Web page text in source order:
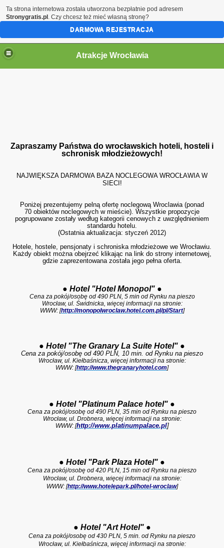
Atrakcje Wrocławia
Zapraszamy Państwa do wrocławskich hoteli, hosteli i
schronisk młodzieżowych!
NAJWIĘKSZA DARMOWA BAZA NOCLEGOWA WROCŁAWIA W
SIECI!
Poniżej prezentujemy pelną ofertę noclegową Wroclawia (ponad
70 obiektów noclegowych w mieście). Wszystkie propozycje
pogrupowane zostały według kategorii cenowych z uwzględnieniem
standardu hotelu.
(Ostatnia aktualizacja: styczeń 2012)
Hotele, hostele, pensjonaty i schroniska młodzieżowe we Wrocławiu.
Każdy obiekt można obejrzeć klikając na link do strony internetowej,
gdzie zaprezentowana została jego pełna oferta.
● Hotel "Hotel Monopol" ●
Cena za pokój/osobę od 490 PLN, 5 min od Rynku na pieszo
Wrocław, ul. Świdnicka, więcej informacji na stronie:
WWW: [http://monopolwroclaw.hotel.com.pl/pl/Start]
● Hotel "The Granary La Suite Hotel" ●
Cena za pokój/osobę od 490 PLN, 10 min. od Rynku na pieszo
Wrocław, ul. Kiełbaśnicza, więcej informacji na stronie:
WWW: [http://www.thegranaryhotel.com]
● Hotel "Platinum Palace hotel" ●
Cena za pokój/osobę od 490 PLN, 35 min od Rynku na pieszo
Wrocław, ul. Drobnera, więcej informacji na stronie:
WWW: [http://www.platinumpalace.pl]
● Hotel "Park Plaza Hotel" ●
Cena za pokój/osobę od 420 PLN, 15 min od Rynku na pieszo
Wrocław, ul. Drobnera, więcej informacji na stronie:
WWW: [http://www.hotelepark.pl/hotel-wroclaw]
● Hotel "Art Hotel" ●
Cena za pokój/osobę od 430 PLN, 5 min. od Rynku na pieszo
Wrocław, ul. Kiełbaśnicza, więcej informacji na stronie:
Ta strona internetowa została utworzona bezpłatnie pod adresem
Stronygratis.pl . Czy chcesz też mieć własną stronę?
DARMOWA REJESTRACJA